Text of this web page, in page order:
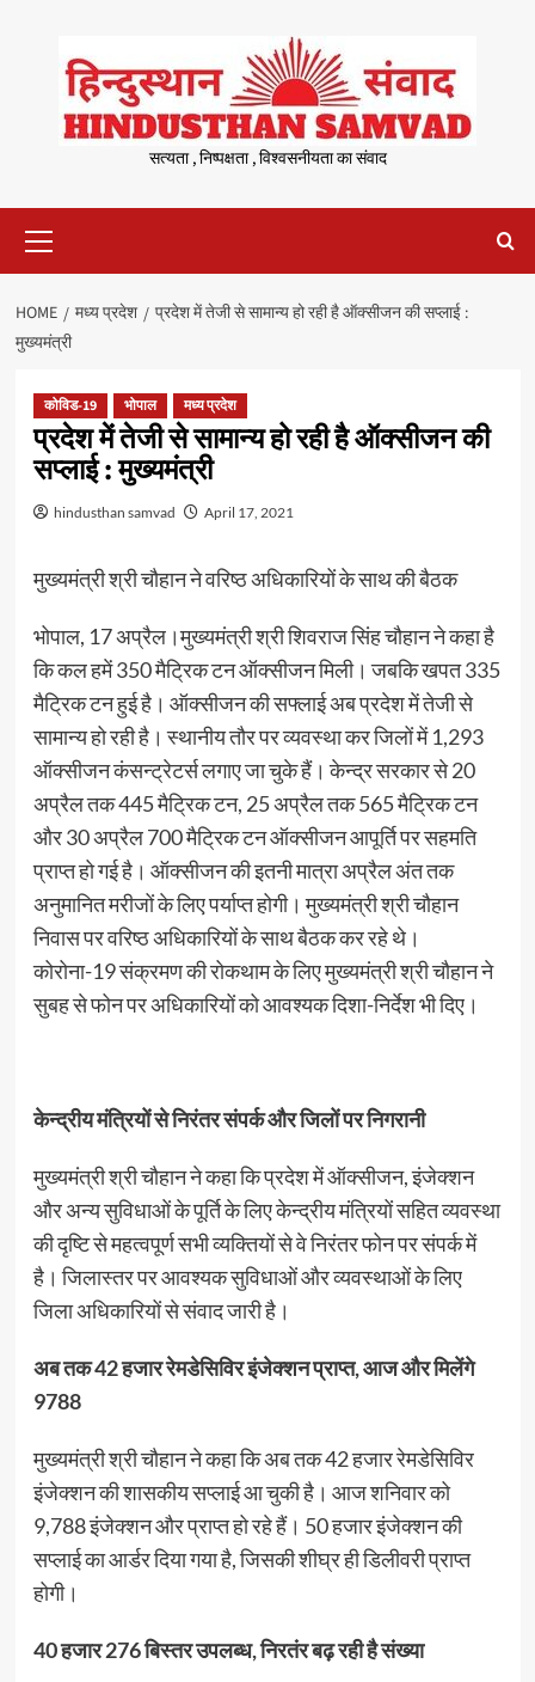
content
सत्यता , निष्पक्षता , विश्वसनीयता का संवाद
Menu
HOME मध्य प्रदेश
प्रदेश में तेजी से सामान्य हो रही है ऑक्सीजन की सप्लाई :
मुख्यमंत्री
कोविड-19 भोपाल मध्य प्रदेश
प्रदेश में तेजी से सामान्य हो रही है ऑक्सीजन की
सप्लाई : मुख्यमंत्री
hindusthan samvad April 17, 2021
मुख्यमंत्री श्री चौहान ने वरिष्ठ अधिकारियों के साथ की बैठक
भोपाल, 17 अप्रैल।मुख्यमंत्री श्री शिवराज सिंह चौहान ने कहा है
कि कल हमें 350 मैट्रिक टन ऑक्सीजन मिली। जबकि खपत 335
मैट्रिक टन हुई है। ऑक्सीजन की सफ्लाई अब प्रदेश में तेजी से
सामान्य हो रही है। स्थानीय तौर पर व्यवस्था कर जिलों में 1,293
ऑक्सीजन कंसन्ट्रेटर्स लगाए जा चुके हैं। केन्द्र सरकार से 20
अप्रैल तक 445 मैट्रिक टन, 25 अप्रैल तक 565 मैट्रिक टन
और 30 अप्रैल 700 मैट्रिक टन ऑक्सीजन आपूर्ति पर सहमति
प्राप्त हो गई है। ऑक्सीजन की इतनी मात्रा अप्रैल अंत तक
अनुमानित मरीजों के लिए पर्याप्त होगी। मुख्यमंत्री श्री चौहान
निवास पर वरिष्ठ अधिकारियों के साथ बैठक कर रहे थे।
कोरोना-19 संक्रमण की रोकथाम के लिए मुख्यमंत्री श्री चौहान ने
सुबह से फोन पर अधिकारियों को आवश्यक दिशा-निर्देश भी दिए।
केन्द्रीय मंत्रियों से निरंतर संपर्क और जिलों पर निगरानी
मुख्यमंत्री श्री चौहान ने कहा कि प्रदेश में ऑक्सीजन, इंजेक्शन
और अन्य सुविधाओं के पूर्ति के लिए केन्द्रीय मंत्रियों सहित व्यवस्था
की दृष्टि से महत्वपूर्ण सभी व्यक्तियों से वे निरंतर फोन पर संपर्क में
है। जिलास्तर पर आवश्यक सुविधाओं और व्यवस्थाओं के लिए
जिला अधिकारियों से संवाद जारी है।
अब तक 42 हजार रेमडेसिविर इंजेक्शन प्राप्त, आज और मिलेंगे
9788
मुख्यमंत्री श्री चौहान ने कहा कि अब तक 42 हजार रेमडेसिविर
इंजेक्शन की शासकीय सप्लाई आ चुकी है। आज शनिवार को
9,788 इंजेक्शन और प्राप्त हो रहे हैं। 50 हजार इंजेक्शन की
सप्लाई का आर्डर दिया गया है, जिसकी शीघ्र ही डिलीवरी प्राप्त
होगी।
40 हजार 276 बिस्तर उपलब्ध, निरतंर बढ़ रही है संख्या